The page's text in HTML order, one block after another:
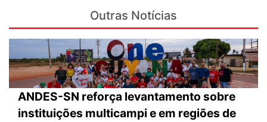
Outras Notícias
ANDES-SN reforça levantamento sobre
instituições multicampi e em regiões de